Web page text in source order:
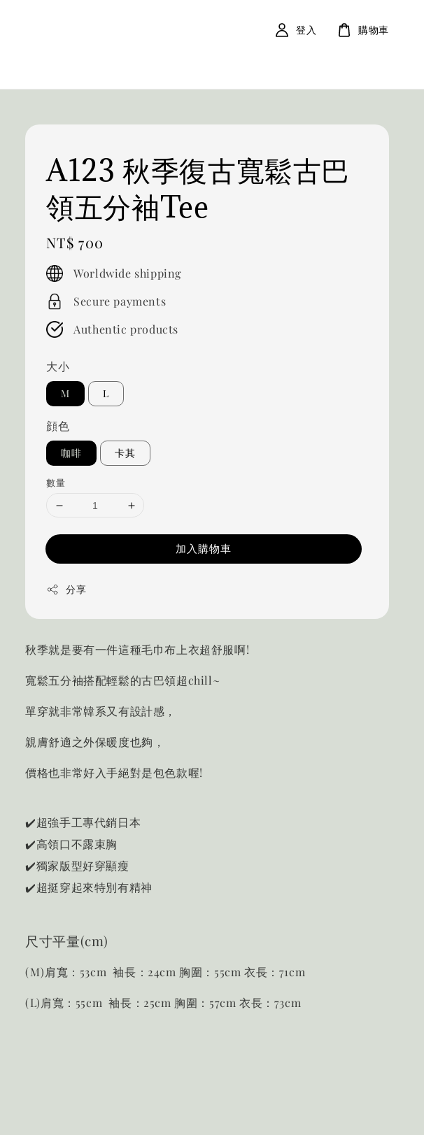
登入 購物車
A123 秋季復古寬鬆古巴
領五分袖Tee
Regular
price
NT$ 700
Worldwide shipping
Secure payments
Authentic products
大小
M L
顔色
咖啡 卡其
數量
加入購物車
分享
秋季就是要有一件這種毛巾布上衣超舒服啊!
寬鬆五分袖搭配輕鬆的古巴領超chill~
單穿就非常韓系又有設計感 ，
親膚舒適之外保暖度也夠 ，
價格也非常好入手絕對是包色款喔!
✔️超強手工專代銷日本
✔️高領口不露束胸
✔️獨家版型好穿顯瘦
✔️超挺穿起來特別有精神
尺寸平量(cm)
(M)肩寬：53cm 袖長：24cm 胸圍：55cm 衣長：71cm
(L)肩寬：55cm 袖長：25cm 胸圍：57cm 衣長：73cm